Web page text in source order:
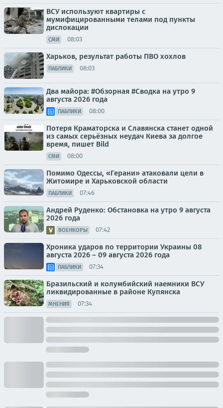
ВСУ используют квартиры с
мумифицированными телами под пункты
дислокации
СМИ 08:03
Харьков, результат работы ПВО хохлов
ПАБЛИКИ 08:03
Два майора: #Обзорная #Сводка на утро 9
августа 2026 года
ПАБЛИКИ 08:00
Потеря Краматорска и Славянска станет одной
из самых серьёзных неудач Киева за долгое
время, пишет Bild
СМИ 08:00
Помимо Одессы, «Герани» атаковали цели в
Житомире и Харьковской области
ПАБЛИКИ 07:46
Андрей Руденко: Обстановка на утро 9 августа
2026 года
ВОЕНКОРЫ 07:42
Хроника ударов по территории Украины 08
августа 2026 – 09 августа 2026 года
ПАБЛИКИ 07:34
Бразильский и колумбийский наемники ВСУ
ликвидированные в районе Купянска
МНЕНИЯ 07:34